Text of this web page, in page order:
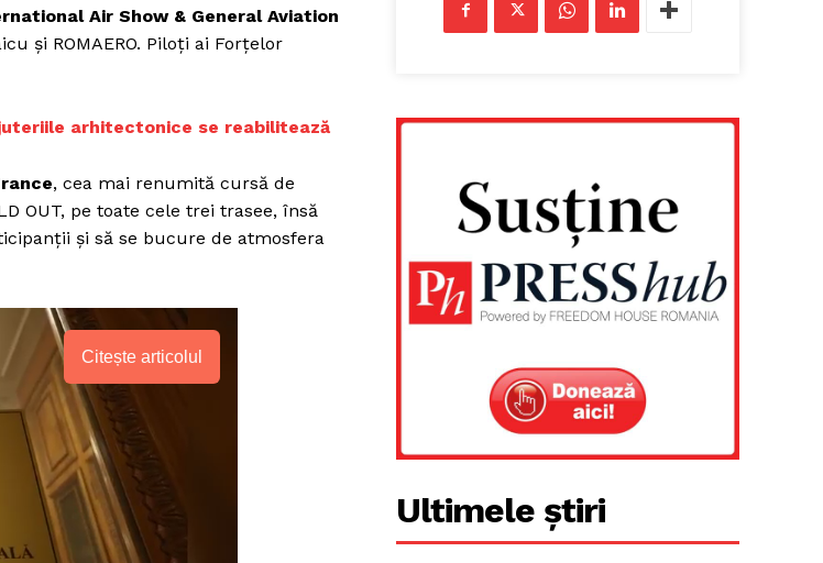
Air Show & General Aviation
și ROMAERO. Piloți ai Forțelor
arhitectonice se reabilitează
, cea mai renumită cursă de
OUT, pe toate cele trei trasee, însă
și să se bucure de atmosfera
Citește articolul
Ultimele știri